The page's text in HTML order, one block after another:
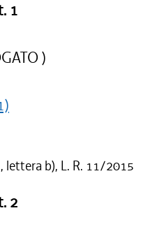
1
)
lettera b), L. R. 11/2015
2